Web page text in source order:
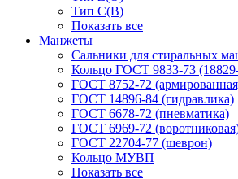
Тип С(В)
Показать все
Манжеты
Сальники для стиральных
Кольцо ГОСТ 9833-73
ГОСТ 8752-72
ГОСТ 14896-84 (гидравлика)
ГОСТ 6678-72 (пневматика)
ГОСТ 6969-72
ГОСТ 22704-77 (шеврон)
Кольцо МУВП
Показать все